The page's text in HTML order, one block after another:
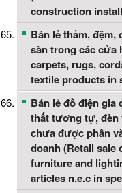
construction
Bán lẻ thảm,
sàn trong các cửa
carpets, rugs,
textile products in
Bán lẻ đồ điện gia
thất tương tự, đèn
chưa được phân
doanh (Retail sale
furniture and
articles n.e.c in